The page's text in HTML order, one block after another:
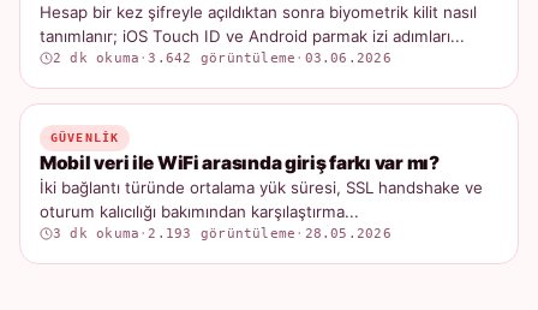
Hesap bir kez şifreyle açıldıktan sonra biyometrik kilit nasıl
tanımlanır; iOS Touch ID ve Android parmak izi adımları...
2 dk okuma ·3.642 görüntüleme · 03.06.2026
GÜVENLIK
Mobil veri ile WiFi arasında giriş farkı var mı?
İki bağlantı türünde ortalama yük süresi, SSL handshake ve
oturum kalıcılığı bakımından karşılaştırma...
3 dk okuma ·2.193 görüntüleme · 28.05.2026